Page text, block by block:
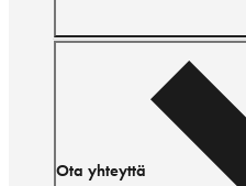
Ota yhteyttä